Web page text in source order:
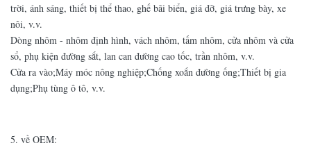
trời, ánh sáng, thiết bị thể thao, ghế bãi biển, giá đỡ, giá trưng bày, xe
nôi, v.v.
Dòng nhôm - nhôm định hình, vách nhôm, tấm nhôm, cửa nhôm và cửa
sổ, phụ kiện đường sắt, lan can đường cao tốc, trần nhôm, v.v.
Cửa ra vào;Máy móc nông nghiệp;Chống xoắn đường ống;Thiết bị gia
dụng;Phụ tùng ô tô, v.v.
5. về OEM: